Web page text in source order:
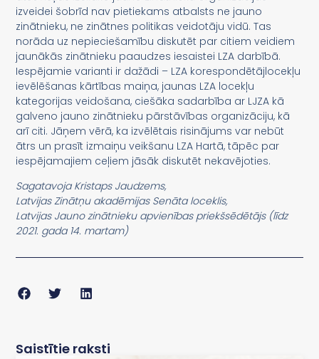
izveidei šobrīd nav pietiekams atbalsts ne jauno
zinātnieku, ne zinātnes politikas veidotāju vidū. Tas
norāda uz nepieciešamību diskutēt par citiem veidiem
jaunākās zinātnieku paaudzes iesaistei LZA darbībā.
Iespējamie varianti ir dažādi – LZA korespondētājlocekļu
ievēlēšanas kārtības maiņa, jaunas LZA locekļu
kategorijas veidošana, ciešāka sadarbība ar LJZA kā
galveno jauno zinātnieku pārstāvības organizāciju, kā
arī citi. Jāņem vērā, ka izvēlētais risinājums var nebūt
ātrs un prasīt izmaiņu veikšanu LZA Hartā, tāpēc par
iespējamajiem ceļiem jāsāk diskutēt nekavējoties.
Sagatavoja Kristaps Jaudzems,
Latvijas Zinātņu akadēmijas Senāta loceklis,
Latvijas Jauno zinātnieku apvienības priekšsēdētājs (līdz
2021. gada 14. martam)
Saistītie raksti